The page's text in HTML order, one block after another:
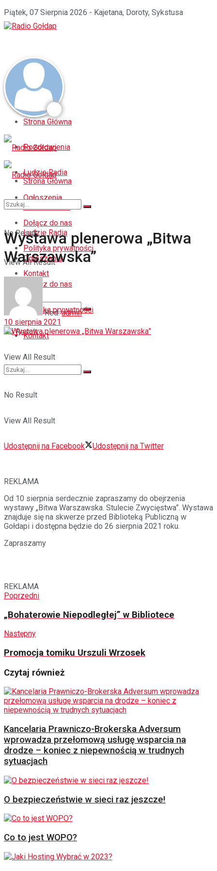
Piątek, 07 Sierpnia 2026 - Kajetana, Doroty, Sykstusa
Strona Główna
Pozdrowienia
Ludzie Radia
Ogłoszenia
Dołącz do nas
Polityka prywatności
Kontakt
No Result
View All Result
Strona Główna
Pozdrowienia
Ludzie Radia
Ogłoszenia
Dołącz do nas
Polityka prywatności
Kontakt
No Result
View All Result
No Result
View All Result
Wystawa plenerowa „Bitwa
Warszawska”
Red. admin
10 sierpnia 2021
Udostępnij na Facebook Udostępnij na Twitter
REKLAMA
Od 10 sierpnia serdecznie zapraszamy do obejrzenia
wystawy „Bitwa Warszawska. Stulecie Zwycięstwa”. Wystawa
znajduje się na skwerze przed Biblioteką Publiczną w
Gołdapi i dostępna będzie do 26 sierpnia 2021 roku.
Zapraszamy
REKLAMA
Poprzedni
„Bohaterowie Niepodległej” w Bibliotece
Następny
Promocja tomiku Urszuli Wrzosek
Czytaj również
Kancelaria Prawniczo-Brokerska Adversum
wprowadza przełomową usługę wsparcia na
drodze – koniec z niepewnością w trudnych
sytuacjach
O bezpieczeństwie w sieci raz jeszcze!
Co to jest WOPO?